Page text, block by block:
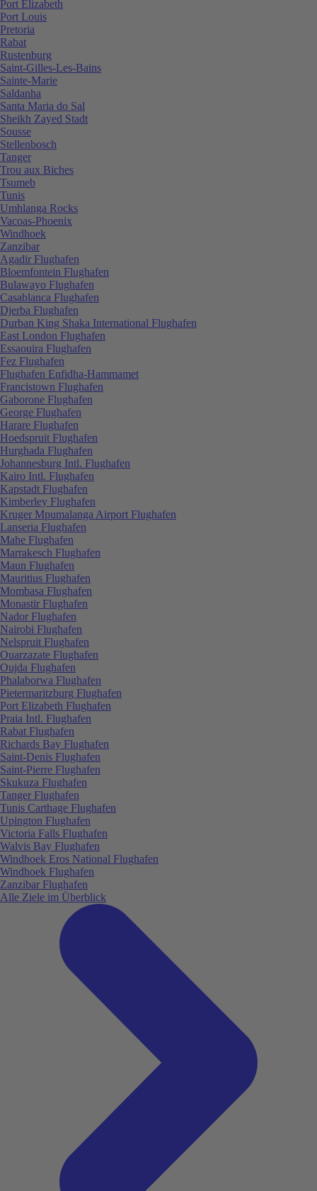
Port Elizabeth
Port Louis
Pretoria
Rabat
Rustenburg
Saint-Gilles-Les-Bains
Sainte-Marie
Saldanha
Santa Maria do Sal
Sheikh Zayed Stadt
Sousse
Stellenbosch
Tanger
Trou aux Biches
Tsumeb
Tunis
Umhlanga Rocks
Vacoas-Phoenix
Windhoek
Zanzibar
Agadir Flughafen
Bloemfontein Flughafen
Bulawayo Flughafen
Casablanca Flughafen
Djerba Flughafen
Durban King Shaka International Flughafen
East London Flughafen
Essaouira Flughafen
Fez Flughafen
Flughafen Enfidha-Hammamet
Francistown Flughafen
Gaborone Flughafen
George Flughafen
Harare Flughafen
Hoedspruit Flughafen
Hurghada Flughafen
Johannesburg Intl. Flughafen
Kairo Intl. Flughafen
Kapstadt Flughafen
Kimberley Flughafen
Kruger Mpumalanga Airport Flughafen
Lanseria Flughafen
Mahe Flughafen
Marrakesch Flughafen
Maun Flughafen
Mauritius Flughafen
Mombasa Flughafen
Monastir Flughafen
Nador Flughafen
Nairobi Flughafen
Nelspruit Flughafen
Ouarzazate Flughafen
Oujda Flughafen
Phalaborwa Flughafen
Pietermaritzburg Flughafen
Port Elizabeth Flughafen
Praia Intl. Flughafen
Rabat Flughafen
Richards Bay Flughafen
Saint-Denis Flughafen
Saint-Pierre Flughafen
Skukuza Flughafen
Tanger Flughafen
Tunis Carthage Flughafen
Upington Flughafen
Victoria Falls Flughafen
Walvis Bay Flughafen
Windhoek Eros National Flughafen
Windhoek Flughafen
Zanzibar Flughafen
Alle Ziele im Überblick